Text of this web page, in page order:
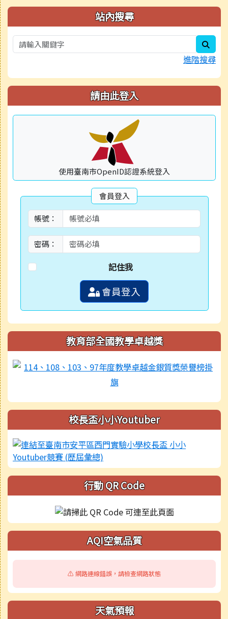
右邊區域內容 站內搜尋
進階搜尋
請由此登入
使用臺南市OpenID認證系統登入
會員登入
帳號：
密碼：
記住我
會員登入
教育部全國教學卓越獎
校長盃小小Youtuber
行動 QR Code
AQI空氣品質
⚠️ 網路連線錯誤，請檢查網路狀態
天氣預報